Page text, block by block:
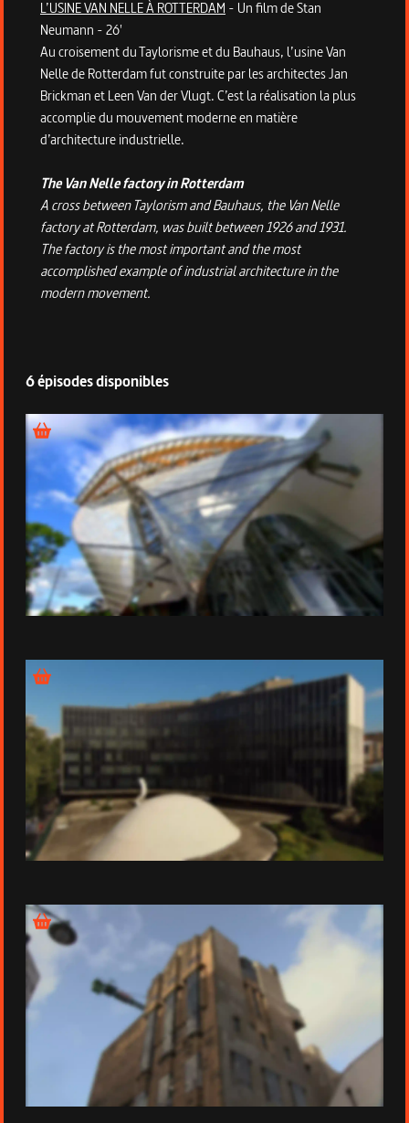
L’USINE VAN NELLE À ROTTERDAM - Un film de Stan
Neumann - 26'
Au croisement du Taylorisme et du Bauhaus, l’usine Van
Nelle de Rotterdam fut construite par les architectes Jan
Brickman et Leen Van der Vlugt. C’est la réalisation la plus
accomplie du mouvement moderne en matière
d’architecture industrielle.
The Van Nelle factory in Rotterdam
A cross between Taylorism and Bauhaus, the Van Nelle
factory at Rotterdam, was built between 1926 and 1931.
The factory is the most important and the most
accomplished example of industrial architecture in the
modern movement.
6 épisodes disponibles